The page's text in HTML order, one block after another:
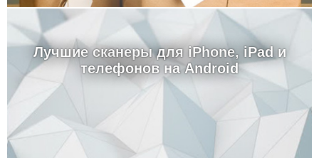
Лучшие сканеры для iPhone, iPad и
телефонов на Android